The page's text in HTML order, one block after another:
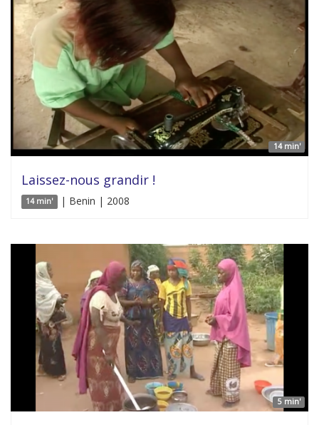
14 min'
Laissez-nous grandir !
14 min' | Benin | 2008
5 min'